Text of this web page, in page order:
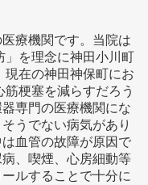
療機関です。当院は
」を理念に神田小川町
現在の神田神保町にお
梗塞を減らすだろう
専門の医療機関にな
うでない病気があり
血管の故障が原因で
、喫煙、心房細動等
ルすることで十分に